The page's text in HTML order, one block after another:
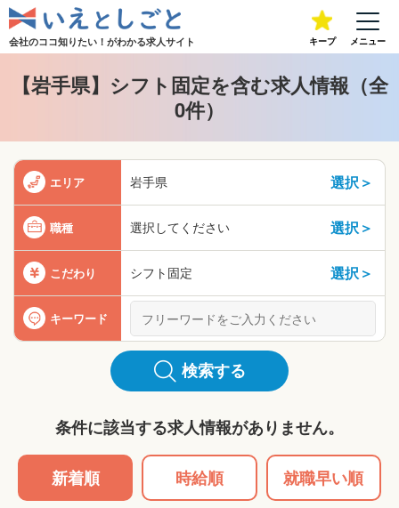
会社のココ知りたい！がわかる求人サイト キープ メニュー
【岩手県】シフト固定を含む求人情報（全
0件）
エリア 岩手県 選択＞
職種 選択してください 選択＞
こだわり シフト固定 選択＞
キーワード
検索する
条件に該当する求人情報がありません。
新着順 時給順 就職早い順